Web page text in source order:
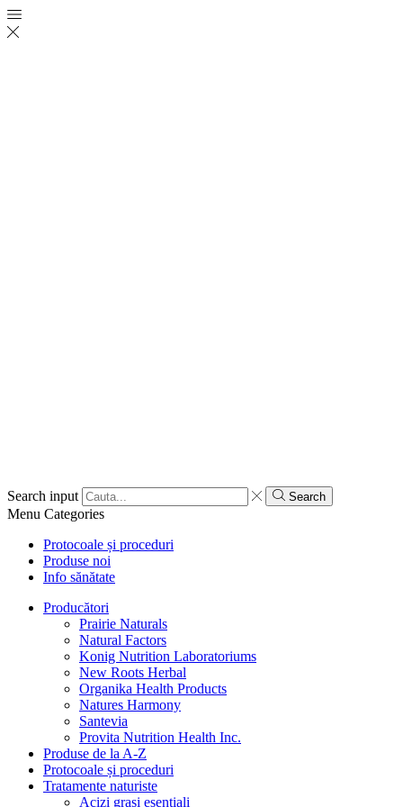
Search input Search
Menu Categories
Protocoale și proceduri
Produse noi
Info sănătate
Producători
Prairie Naturals
Natural Factors
Konig Nutrition Laboratoriums
New Roots Herbal
Organika Health Products
Natures Harmony
Santevia
Provita Nutrition Health Inc.
Produse de la A-Z
Protocoale și proceduri
Tratamente naturiste
Acizi grași esențiali